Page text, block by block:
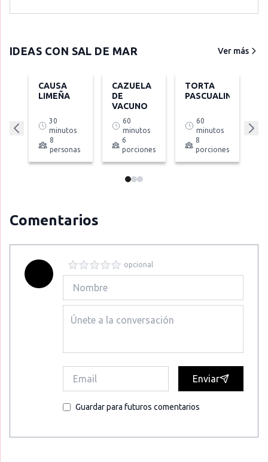
IDEAS CON SAL DE MAR Ver más
CAUSA
LIMEÑA
30
minutos
8
personas
CAZUELA
DE
VACUNO
60
minutos
6
porciones
TORTA
PASCUALINA
60
minutos
8
porciones
Comentarios
opcional
Enviar
Guardar para futuros comentarios